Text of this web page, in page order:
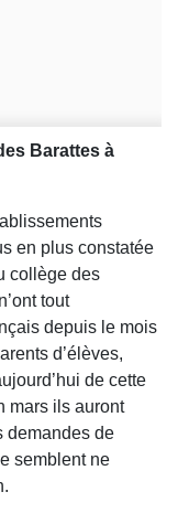
Barattes à
en plus constatée
collège des
tout
depuis le mois
d’élèves,
de cette
mars ils auront
demandes de
semblent ne